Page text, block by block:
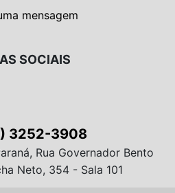
mensagem
SOCIAIS
3252-3908
Rua Governador Bento
Neto, 354 - Sala 101